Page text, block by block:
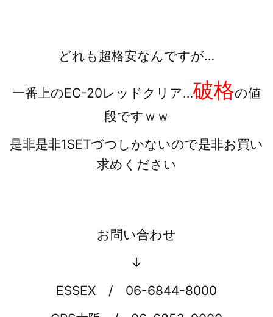
どれも超格安なんですが…
一番上のEC-20レッドクリア…破格の値
段ですｗｗ
是非是非1SETづつしかないので是非お買い
求めください
お問い合わせ
↓
ESSEX / 06-6844-8000